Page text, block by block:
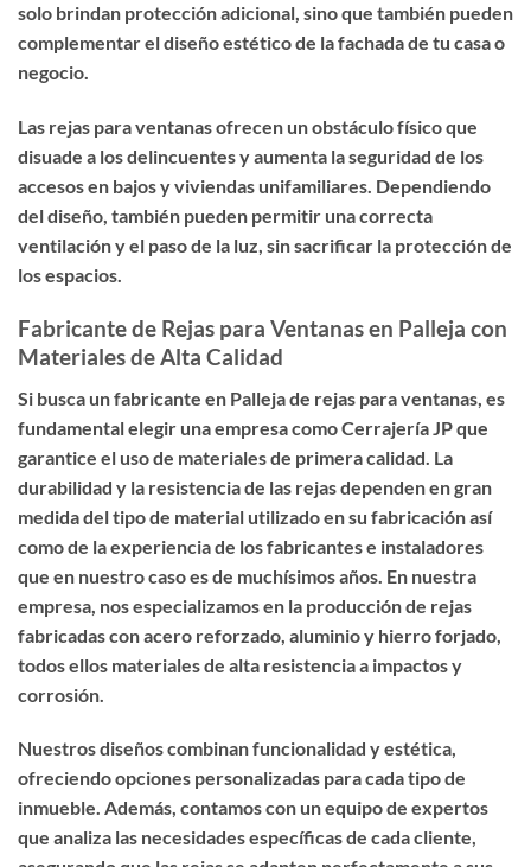
solo brindan protección adicional, sino que también pueden
complementar el diseño estético de la fachada de tu casa o
negocio.
Las rejas para ventanas ofrecen un obstáculo físico que
disuade a los delincuentes y aumenta la seguridad de los
accesos en bajos y viviendas unifamiliares. Dependiendo
del diseño, también pueden permitir una correcta
ventilación y el paso de la luz, sin sacrificar la protección de
los espacios.
Fabricante de Rejas para Ventanas en Palleja con
Materiales de Alta Calidad
Si busca unfabricante en Palleja de rejas para ventanas , es
fundamental elegir una empresa como Cerrajería JP que
garantice el uso de materiales de primera calidad. La
durabilidad y la resistencia de las rejas dependen en gran
medida del tipo de material utilizado en su fabricación así
como de la experiencia de los fabricantes e instaladores
que en nuestro caso es de muchísimos años. En nuestra
empresa, nos especializamos en la producción de rejas
fabricadas con acero reforzado, aluminio y hierro forjado,
todos ellos materiales de alta resistencia a impactos y
corrosión.
Nuestros diseños combinan funcionalidad y estética,
ofreciendo opciones personalizadas para cada tipo de
inmueble. Además, contamos con un equipo de expertos
que analiza las necesidades específicas de cada cliente,